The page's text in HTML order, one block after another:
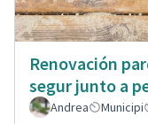
Renovación
segur junto a
Andrea Municipi